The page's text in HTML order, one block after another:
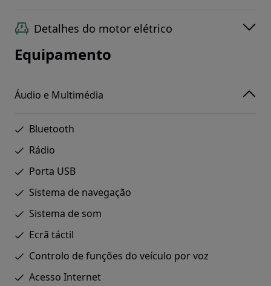
Detalhes do motor elétrico
Equipamento
Áudio e Multimédia
Bluetooth
Rádio
Porta USB
Sistema de navegação
Sistema de som
Ecrã táctil
Controlo de funções do veículo por voz
Acesso Internet